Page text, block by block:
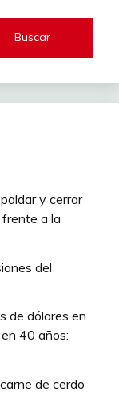
Buscar
y cerrar
a la
del
de dólares en
40 años:
de cerdo